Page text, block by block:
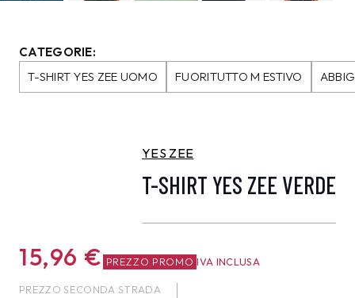
CATEGORIE:
T-SHIRT YES ZEE UOMO
FUORITUTTO M ESTIVO
YES ZEE
T-SHIRT YES ZEE VERDE
15,96 € PREZZO PROMO IVA INCLUSA
PREZZO SECONDA STRADA